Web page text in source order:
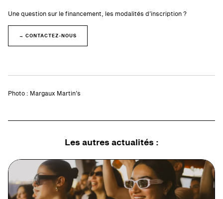
Une question sur le financement, les modalités d’inscription ?
→ CONTACTEZ-NOUS
Photo : Margaux Martin’s
Les autresactualités :